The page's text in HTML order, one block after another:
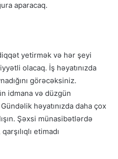
aparacaq.
yetirmək və hər şeyi
olacaq. İş həyatınızda
görəcəksiniz.
idmana və düzgün
həyatınızda daha çox
Şəxsi münasibətlərdə
etimadı